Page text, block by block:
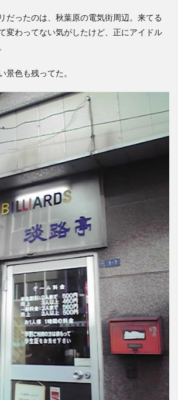
だったのは、秋葉原の電気街周辺。来てる
変わってない気がしたけど、正にアイドル
景色も残ってた。